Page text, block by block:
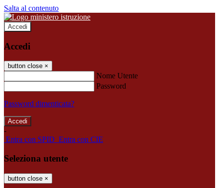
Salta al contenuto
Accedi
Accedi
button close ×
Nome Utente
Password
Password dimenticata?
-
Entra con SPID Entra con CIE
Seleziona utente
button close ×